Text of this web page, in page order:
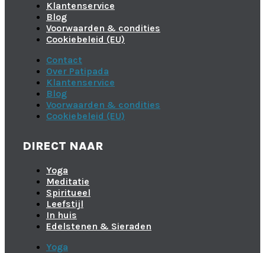
Klantenservice
Blog
Voorwaarden & condities
Cookiebeleid (EU)
Contact
Over Patipada
Klantenservice
Blog
Voorwaarden & condities
Cookiebeleid (EU)
DIRECT NAAR
Yoga
Meditatie
Spiritueel
Leefstijl
In huis
Edelstenen & Sieraden
Yoga